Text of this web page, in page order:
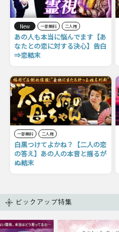
New 一部無料 二人用
あの人も本当に悩んでます【あ
なたとの恋に対する決心】告白
⇒恋結末
一部無料 二人用
白黒つけてよかね？【二人の恋
の答え】あの人の本音と揺るが
ぬ結末
ピックアップ特集